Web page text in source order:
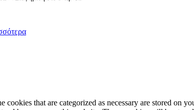
that are categorized as necessary are stored on